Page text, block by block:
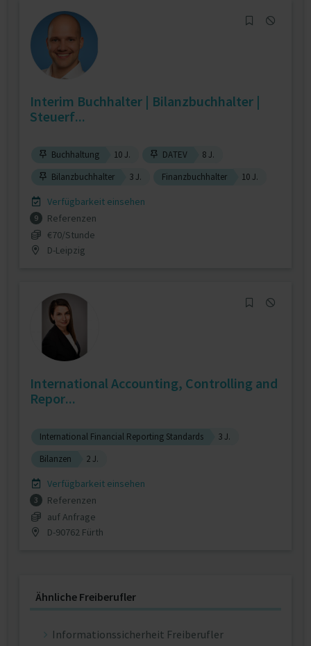
Interim Buchhalter | Bilanzbuchhalter |
Steuerf...
Buchhaltung 10 J. DATEV
8 J.
Bilanzbuchhalter
3 J. Finanzbuchhalter 10 J.
Verfügbarkeit einsehen
9
Referenzen
€70/Stunde
D-Leipzig
International Accounting, Controlling and
Repor...
International Financial Reporting Standards
3 J.
Bilanzen
2 J.
Verfügbarkeit einsehen
3
Referenzen
auf Anfrage
D-90762 Fürth
Ähnliche Freiberufler
Informationssicherheit Freiberufler